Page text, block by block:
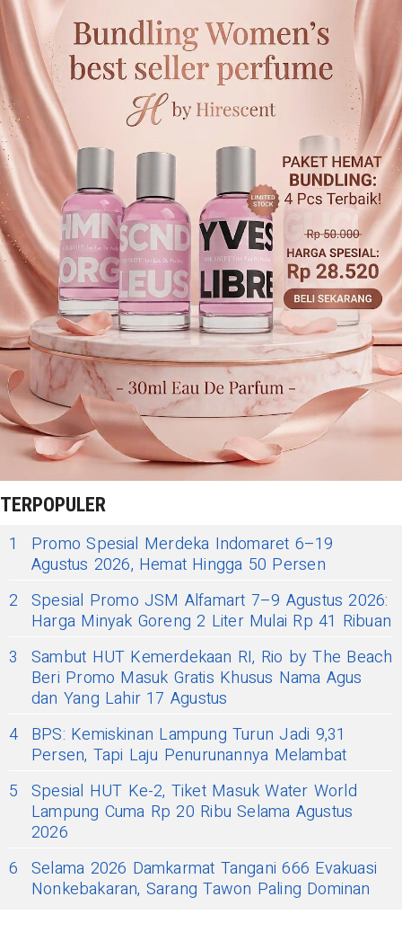
TERPOPULER
1
Promo Spesial Merdeka Indomaret 6–19
Agustus 2026, Hemat Hingga 50 Persen
2 Spesial Promo JSM Alfamart 7–9 Agustus 2026:
Harga Minyak Goreng 2 Liter Mulai Rp 41 Ribuan
3
Sambut HUT Kemerdekaan RI, Rio by The Beach
Beri Promo Masuk Gratis Khusus Nama Agus
dan Yang Lahir 17 Agustus
4 BPS: Kemiskinan Lampung Turun Jadi 9,31
Persen, Tapi Laju Penurunannya Melambat
5 Spesial HUT Ke-2, Tiket Masuk Water World
Lampung Cuma Rp 20 Ribu Selama Agustus
2026
6 Selama 2026 Damkarmat Tangani 666 Evakuasi
Nonkebakaran, Sarang Tawon Paling Dominan